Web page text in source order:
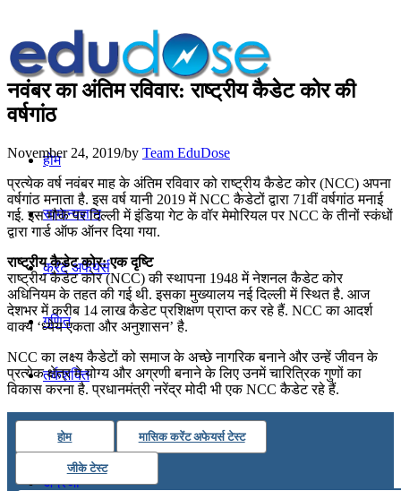
होम
सामान्यज्ञान
करेंट अफेयर्स
गणित
तर्कशक्ति
कंप्यूटर
अंग्रेजी
नवंबर का अंतिम रविवार: राष्ट्रीय कैडेट कोर की
वर्षगांठ
November 24, 2019/by Team EduDose
प्रत्येक वर्ष नवंबर माह के अंतिम रविवार को राष्ट्रीय कैडेट कोर (NCC) अपना
वर्षगांठ मनाता है. इस वर्ष यानी 2019 में NCC कैडेटों द्वारा 71वीं वर्षगांठ मनाई
गई. इस मौके पर दिल्ली में इंडिया गेट के वॉर मेमोरियल पर NCC के तीनों स्कंधों
द्वारा गार्ड ऑफ ऑनर दिया गया.
राष्ट्रीय कैडेट कोर: एक दृष्टि
राष्ट्रीय कैडेट कोर (NCC) की स्थापना 1948 में नेशनल कैडेट कोर
अधिनियम के तहत की गई थी. इसका मुख्यालय नई दिल्ली में स्थित है. आज
देशभर में करीब 14 लाख कैडेट प्रशिक्षण प्राप्त कर रहे हैं. NCC का आदर्श
वाक्य ‘ध्येय एकता और अनुशासन’ है.
NCC का लक्ष्य कैडेटों को समाज के अच्छे नागरिक बनाने और उन्हें जीवन के
प्रत्येक क्षेत्र मे योग्य और अग्रणी बनाने के लिए उनमें चारित्रिक गुणों का
विकास करना है. प्रधानमंत्री नरेंद्र मोदी भी एक NCC कैडेट रहे हैं.
होम मासिक करेंट अफेयर्स टेस्ट
जीके टेस्ट